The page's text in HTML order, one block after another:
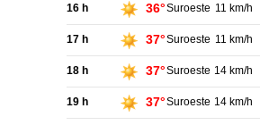
16 h 36°Suroeste 11 km/h
17 h 37°Suroeste 11 km/h
18 h 37°Suroeste 14 km/h
19 h 37°Suroeste 14 km/h